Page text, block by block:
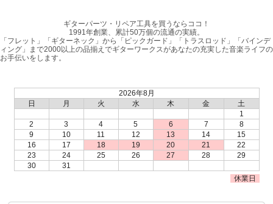
ギターパーツ・リペア工具を買うならココ！
1991年創業、累計50万個の流通の実績。
「フレット」「ギターネック」から「ピックガード」「トラスロッド」「バインデ
ィング」まで2000以上の品揃えでギターワークスがあなたの充実した音楽ライフの
お手伝いをします。
2026年8月
日
月 火 水 木 金
土
1
2
3 4 5 6 7
8
9
10 11 12 13 14
15
16
17 18 19 20 21
22
23
24 25 26 27 28
29
30
31
休業日